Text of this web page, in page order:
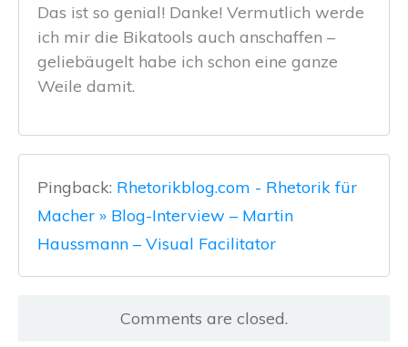
Das ist so genial! Danke! Vermutlich werde
ich mir die Bikatools auch anschaffen –
geliebäugelt habe ich schon eine ganze
Weile damit.
Pingback: Rhetorikblog.com - Rhetorik für
Macher » Blog-Interview – Martin
Haussmann – Visual Facilitator
Comments are closed.